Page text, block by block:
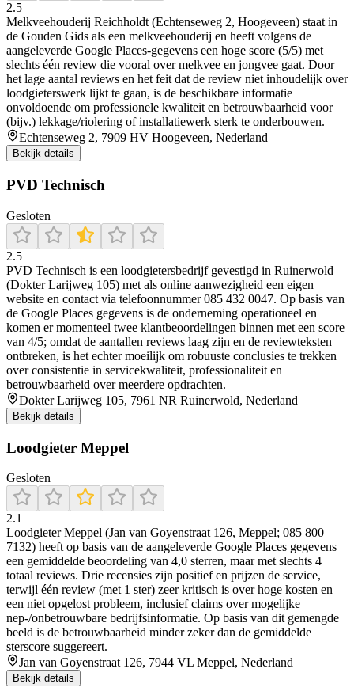
2.5
Melkveehouderij Reichholdt (Echtenseweg 2, Hoogeveen) staat in
de Gouden Gids als een melkveehouderij en heeft volgens de
aangeleverde Google Places-gegevens een hoge score (5/5) met
slechts één review die vooral over melkvee en jongvee gaat. Door
het lage aantal reviews en het feit dat de review niet inhoudelijk over
loodgieterswerk lijkt te gaan, is de beschikbare informatie
onvoldoende om professionele kwaliteit en betrouwbaarheid voor
(bijv.) lekkage/riolering of installatiewerk sterk te onderbouwen.
Echtenseweg 2, 7909 HV Hoogeveen, Nederland
Bekijk details
PVD Technisch
Gesloten
2.5
PVD Technisch is een loodgietersbedrijf gevestigd in Ruinerwold
(Dokter Larijweg 105) met als online aanwezigheid een eigen
website en contact via telefoonnummer 085 432 0047. Op basis van
de Google Places gegevens is de onderneming operationeel en
komen er momenteel twee klantbeoordelingen binnen met een score
van 4/5; omdat de aantallen reviews laag zijn en de reviewteksten
ontbreken, is het echter moeilijk om robuuste conclusies te trekken
over consistentie in servicekwaliteit, professionaliteit en
betrouwbaarheid over meerdere opdrachten.
Dokter Larijweg 105, 7961 NR Ruinerwold, Nederland
Bekijk details
Loodgieter Meppel
Gesloten
2.1
Loodgieter Meppel (Jan van Goyenstraat 126, Meppel; 085 800
7132) heeft op basis van de aangeleverde Google Places gegevens
een gemiddelde beoordeling van 4,0 sterren, maar met slechts 4
totaal reviews. Drie recensies zijn positief en prijzen de service,
terwijl één review (met 1 ster) zeer kritisch is over hoge kosten en
een niet opgelost probleem, inclusief claims over mogelijke
nep-/onbetrouwbare bedrijfsinformatie. Op basis van dit gemengde
beeld is de betrouwbaarheid minder zeker dan de gemiddelde
sterscore suggereert.
Jan van Goyenstraat 126, 7944 VL Meppel, Nederland
Bekijk details